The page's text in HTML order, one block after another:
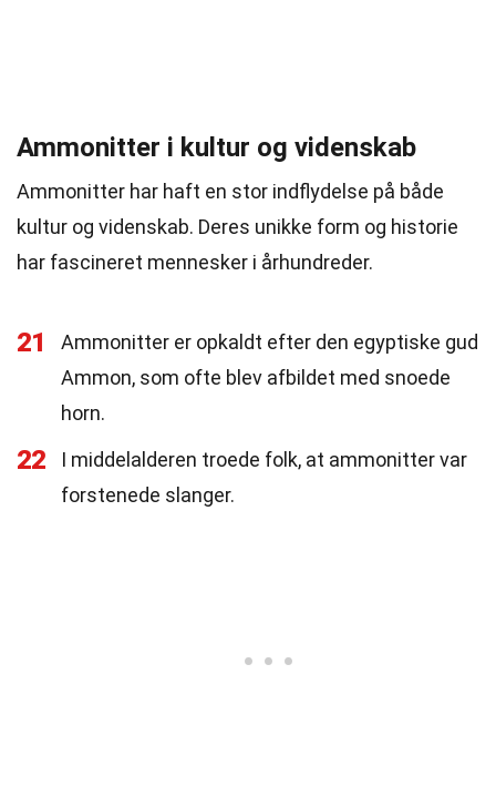
Ammonitter i kultur og videnskab
Ammonitter har haft en stor indflydelse på både
kultur og videnskab. Deres unikke form og historie
har fascineret mennesker i århundreder.
21
Ammonitter er opkaldt efter den egyptiske gud
Ammon, som ofte blev afbildet med snoede
horn.
22
I middelalderen troede folk, at ammonitter var
forstenede slanger.